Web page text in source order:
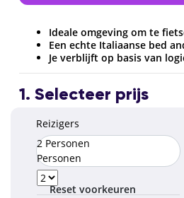
Ideale omgeving om te
Een echte Italiaanse bed
Je verblijft op basis van
1. Selecteer prijs
Reizigers
2 Personen
Personen
Reset voorkeuren